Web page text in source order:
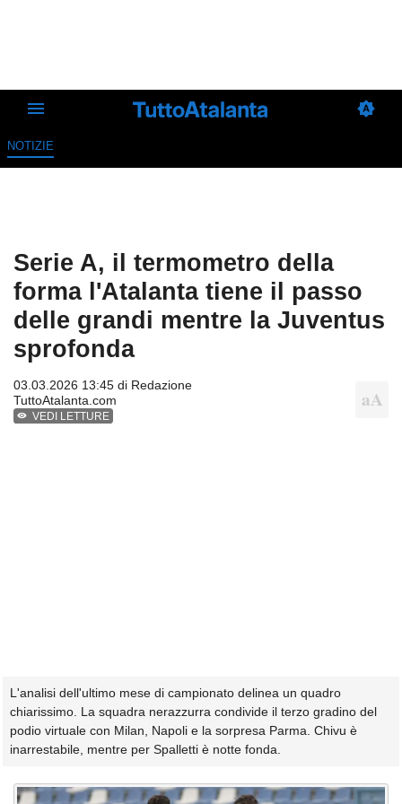
NOTIZIE
Serie A, il termometro della
forma l'Atalanta tiene il passo
delle grandi mentre la Juventus
sprofonda
03.03.2026 13:45 di Redazione
TuttoAtalanta.com
VEDI LETTURE
L'analisi dell'ultimo mese di campionato delinea un quadro
chiarissimo. La squadra nerazzurra condivide il terzo gradino del
podio virtuale con Milan, Napoli e la sorpresa Parma. Chivu è
inarrestabile, mentre per Spalletti è notte fonda.